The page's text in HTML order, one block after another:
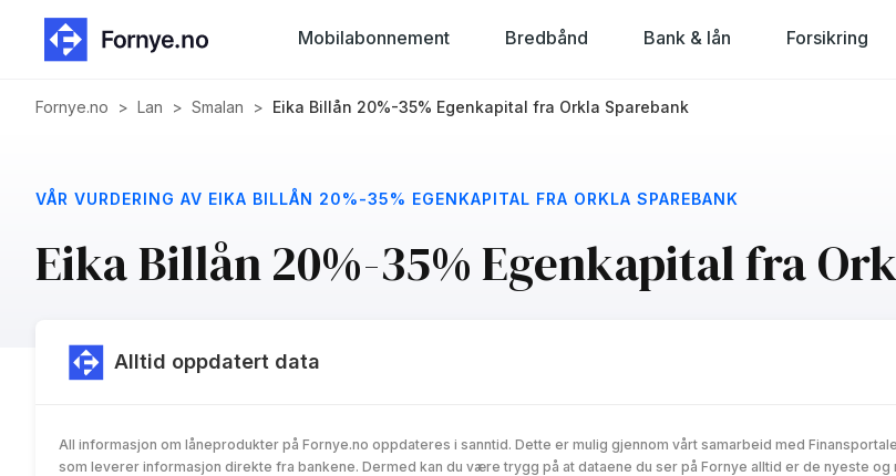
Mobilabonnement Bredbånd Bank & lån Forsikring
Fornye.no > Lan > Smalan > Eika Billån 20%-35% Egenkapital fra Orkla Sparebank
VÅR VURDERING AV EIKA BILLÅN 20%-35% EGENKAPITAL FRA ORKLA SPAREBANK
Eika Billån 20%-35% Egenkapital fra
Alltid oppdatert data
All informasjon om låneprodukter på Fornye.no oppdateres i sanntid. Dette er mulig gjennom vårt samarbeid med
som leverer informasjon direkte fra bankene. Dermed kan du være trygg på at dataene du ser på Fornye alltid er de nyeste og